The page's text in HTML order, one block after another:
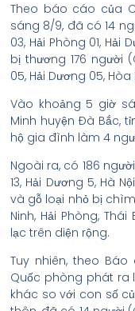
Theo báo cáo của
sáng 8/9, đã có 14
03, Hải Phòng 01, Hải
bị thương 176 người
05, Hải Dương 05, Hòa
Vào khoảng 5 giờ
Minh huyện Đà Bắc,
hộ gia đình làm 4
Ngoài ra, có 186
13, Hải Dương 5, Hà
và gỗ loại nhỏ bị
Ninh, Hải Phòng,
lạc trên diện rộng.
Tuy nhiên, theo
Quốc phòng phát ra
khác so với con số